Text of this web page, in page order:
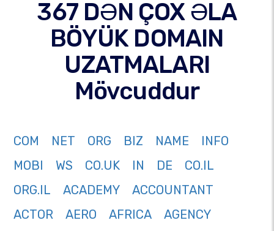
367 DƏN ÇOX ƏLA
BÖYÜK DOMAIN
UZATMALARI
Mövcuddur
COM NET ORG BIZ NAME
INFO
MOBI
WS CO.UK IN DE
CO.IL
ORG.IL
ACADEMY
ACCOUNTANT
ACTOR
AERO AFRICA
AGENCY